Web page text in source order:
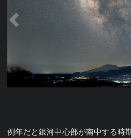
例年だと銀河中心部が南中する時